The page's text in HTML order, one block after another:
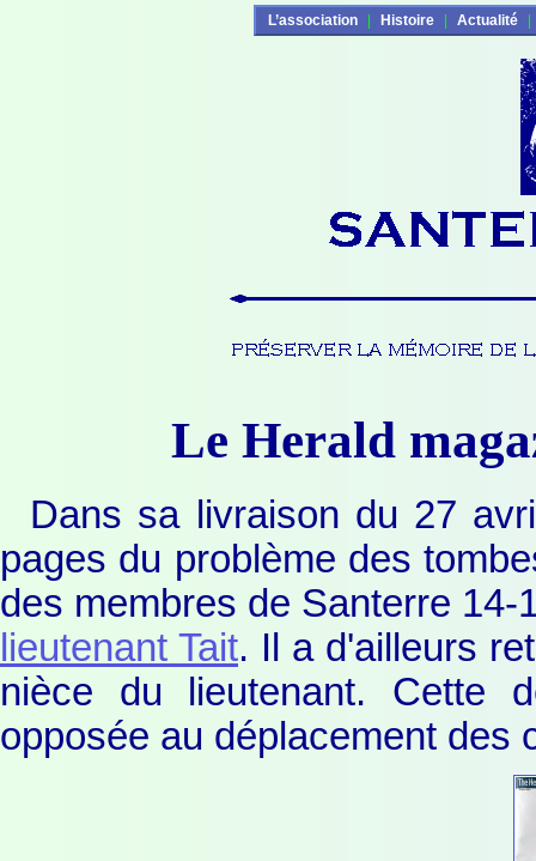
L’association Histoire Actualité
Le Herald
Dans sa livraison du 27
pages du problème des
des membres de Santerre
lieutenant Tait. Il a d'ailleurs
nièce du lieutenant. Cette
opposée au déplacement des